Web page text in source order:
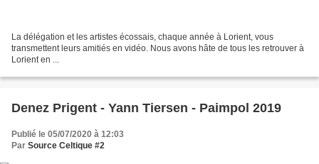
La délégation et les artistes écossais, chaque année à Lorient, vous
transmettent leurs amitiés en vidéo. Nous avons hâte de tous les retrouver à
Lorient en ...
Denez Prigent - Yann Tiersen - Paimpol 2019
Publié le 05/07/2020 à 12:03
Par Source Celtique #2